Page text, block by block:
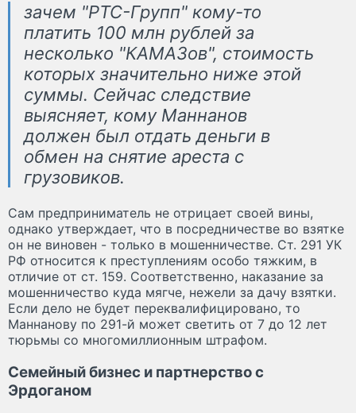
зачем "РТС-Групп" кому-то
платить 100 млн рублей за
несколько "КАМАЗов", стоимость
которых значительно ниже этой
суммы. Сейчас следствие
выясняет, кому Маннанов
должен был отдать деньги в
обмен на снятие ареста с
грузовиков.
Сам предприниматель не отрицает своей вины,
однако утверждает, что в посредничестве во взятке
он не виновен - только в мошенничестве. Ст. 291 УК
РФ относится к преступлениям особо тяжким, в
отличие от ст. 159. Соответственно, наказание за
мошенничество куда мягче, нежели за дачу взятки.
Если дело не будет переквалифицировано, то
Маннанову по 291-й может светить от 7 до 12 лет
тюрьмы со многомиллионным штрафом.
Семейный бизнес и партнерство с
Эрдоганом